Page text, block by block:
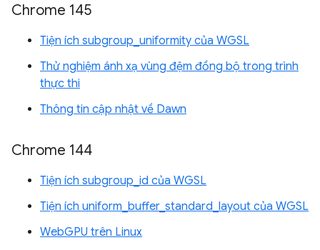
Chrome 145
Tiện ích subgroup_uniformity của WGSL
Thử nghiệm ánh xạ vùng đệm đồng bộ trong trình
thực thi
Thông tin cập nhật về Dawn
Chrome 144
Tiện ích subgroup_id của WGSL
Tiện ích uniform_buffer_standard_layout của WGSL
WebGPU trên Linux